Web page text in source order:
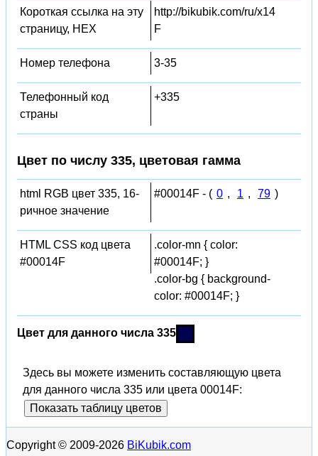
Короткая ссылка на эту
страницу, HEX
http://bikubik.com/ru/x14
F
Номер телефона 3-35
Телефонный код
страны
+335
Цвет по числу 335, цветовая гамма
html RGB цвет 335, 16-
ричное значение
#00014F - ( 0 , 1 , 79 )
HTML CSS код цвета
#00014F
.color-mn { color:
#00014F; }
.color-bg { background-
color: #00014F; }
Цвет для данного числа 335
Здесь вы можете изменить составляющую цвета
для данного числа 335 или цвета 00014F:
Показать таблицу цветов
Copyright © 2009-2026 BiKubik.com